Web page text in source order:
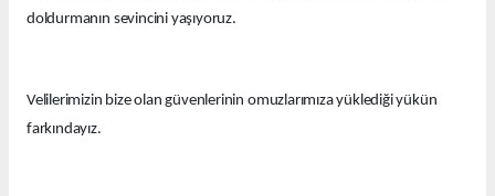
doldurmanın sevincini yaşıyoruz.
Velilerimizin bize olan güvenlerinin omuzlarımıza yüklediği yükün
farkındayız.